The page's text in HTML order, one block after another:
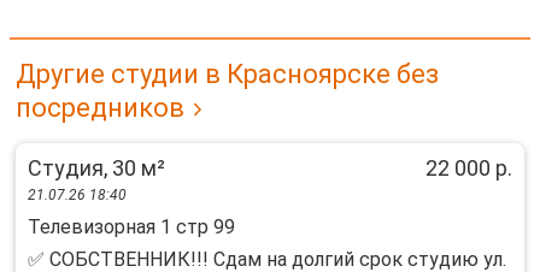
Другие студии в Красноярске без
посредников
Студия, 30 м² 22 000 р.
21.07.26 18:40
Телевизорная 1 стр 99
✅ СОБСТВЕННИК!!! Сдам на долгий срок студию ул.